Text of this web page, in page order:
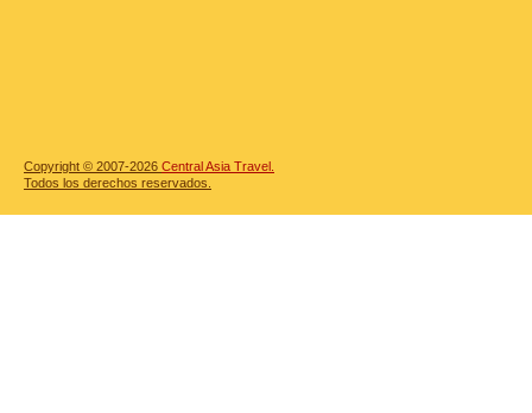
Copyright © 2007-2026 Central Asia Travel.
Todos los derechos reservados.